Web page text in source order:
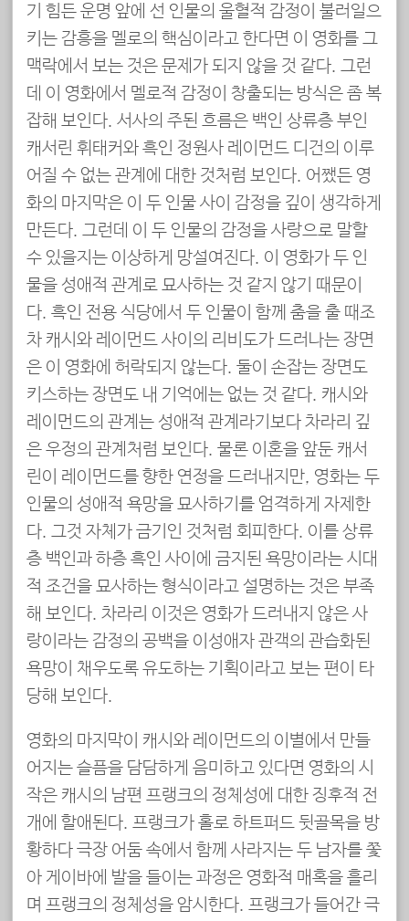
기 힘든 운명 앞에 선 인물의 울혈적 감정이 불러일으
키는 감흥을 멜로의 핵심이라고 한다면 이 영화를 그
맥락에서 보는 것은 문제가 되지 않을 것 같다. 그런
데 이 영화에서 멜로적 감정이 창출되는 방식은 좀 복
잡해 보인다. 서사의 주된 흐름은 백인 상류층 부인
캐서린 휘태커와 흑인 정원사 레이먼드 디건의 이루
어질 수 없는 관계에 대한 것처럼 보인다. 어쨌든 영
화의 마지막은 이 두 인물 사이 감정을 깊이 생각하게
만든다. 그런데 이 두 인물의 감정을 사랑으로 말할
수 있을지는 이상하게 망설여진다. 이 영화가 두 인
물을 성애적 관계로 묘사하는 것 같지 않기 때문이
다. 흑인 전용 식당에서 두 인물이 함께 춤을 출 때조
차 캐시와 레이먼드 사이의 리비도가 드러나는 장면
은 이 영화에 허락되지 않는다. 둘이 손잡는 장면도
키스하는 장면도 내 기억에는 없는 것 같다. 캐시와
레이먼드의 관계는 성애적 관계라기보다 차라리 깊
은 우정의 관계처럼 보인다. 물론 이혼을 앞둔 캐서
린이 레이먼드를 향한 연정을 드러내지만, 영화는 두
인물의 성애적 욕망을 묘사하기를 엄격하게 자제한
다. 그것 자체가 금기인 것처럼 회피한다. 이를 상류
층 백인과 하층 흑인 사이에 금지된 욕망이라는 시대
적 조건을 묘사하는 형식이라고 설명하는 것은 부족
해 보인다. 차라리 이것은 영화가 드러내지 않은 사
랑이라는 감정의 공백을 이성애자 관객의 관습화된
욕망이 채우도록 유도하는 기획이라고 보는 편이 타
당해 보인다.
영화의 마지막이 캐시와 레이먼드의 이별에서 만들
어지는 슬픔을 담담하게 음미하고 있다면 영화의 시
작은 캐시의 남편 프랭크의 정체성에 대한 징후적 전
개에 할애된다. 프랭크가 홀로 하트퍼드 뒷골목을 방
황하다 극장 어둠 속에서 함께 사라지는 두 남자를 쫓
아 게이바에 발을 들이는 과정은 영화적 매혹을 흘리
며 프랭크의 정체성을 암시한다. 프랭크가 들어간 극